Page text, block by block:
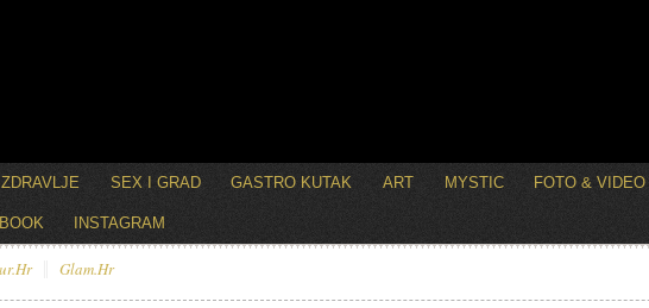
ZDRAVLJE SEX I GRAD GASTRO KUTAK ART MYSTIC FOTO & VIDEO
INSTAGRAM
Glam.hr